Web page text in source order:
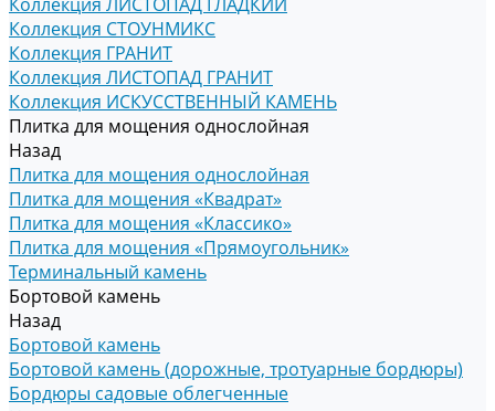
Коллекция СТОУНМИКС
Коллекция ГРАНИТ
Коллекция ЛИСТОПАД ГРАНИТ
Коллекция ИСКУССТВЕННЫЙ КАМЕНЬ
Плитка для мощения однослойная
Назад
Плитка для мощения однослойная
Плитка для мощения «Квадрат»
Плитка для мощения «Классико»
Плитка для мощения «Прямоугольник»
Терминальный камень
Бортовой камень
Назад
Бортовой камень
Бортовой камень (дорожные, тротуарные бордюры)
Бордюры садовые облегченные